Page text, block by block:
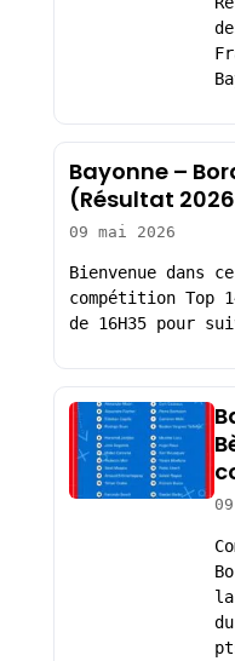
Bayonne –
(Résultat
09 mai 2026
Bienvenue dans
compétition Top
de 16H35 pour
la